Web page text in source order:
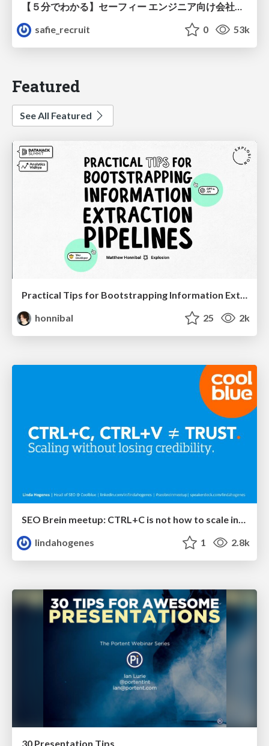
【５分でわかる】セーフィー エンジニア向け会社紹介
safie_recruit
0 53k
Featured
See All Featured
Practical Tips for Bootstrapping Information Extraction Pipelines
honnibal
25 2k
SEO Brein meetup: CTRL+C is not how to scale international SEO
lindahogenes
1 2.8k
30 Presentation Tips